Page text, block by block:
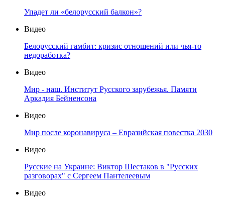
Упадет ли «белорусский балкон»?
Видео
Белорусский гамбит: кризис отношений или чья-то
недоработка?
Видео
Мир - наш. Институт Русского зарубежья. Памяти
Аркадия Бейненсона
Видео
Мир после коронавируса – Евразийская повестка 2030
Видео
Русские на Украине: Виктор Шестаков в "Русских
разговорах" с Сергеем Пантелеевым
Видео